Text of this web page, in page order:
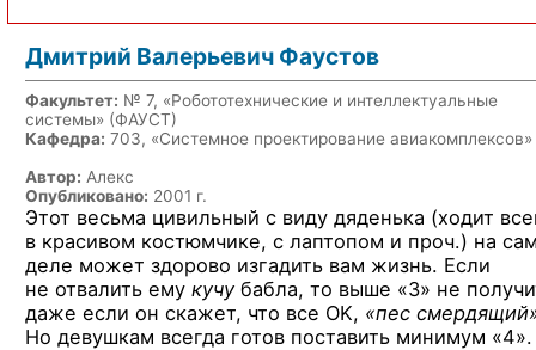
Дмитрий Валерьевич Фаустов
Факультет: № 7, «Робототехнические и интеллектуальные
системы» (ФАУСТ)
Кафедра: 703, «Системное проектирование авиакомплексов»
Автор: Алекс
Опубликовано: 2001 г.
Этот весьма цивильный с виду дяденька (ходит
в красивом костюмчике, с лаптопом и проч.) на
деле может здорово изгадить вам жизнь. Если
не отвалить ему кучу бабла, то выше «3» не
даже если он скажет, что все OK, «пес
Но девушкам всегда готов поставить минимум «4».